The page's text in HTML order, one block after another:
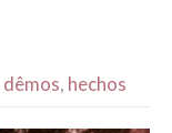
dêmos, hechos